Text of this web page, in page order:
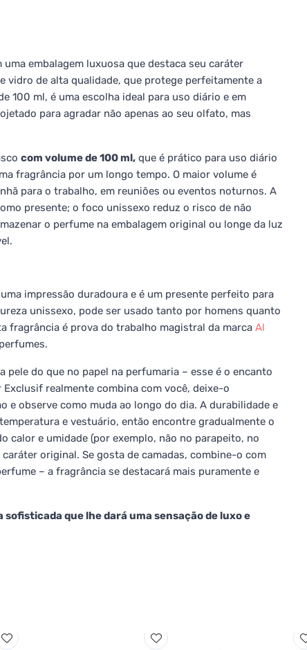
uma embalagem luxuosa que destaca seu caráter
vidro de alta qualidade, que protege perfeitamente a
100 ml, é uma escolha ideal para uso diário e em
para agradar não apenas ao seu olfato, mas
com volume de 100 ml, que é prático para uso diário
fragrância por um longo tempo. O maior volume é
para o trabalho, em reuniões ou eventos noturnos. A
presente; o foco unissexo reduz o risco de não
o perfume na embalagem original ou longe da luz
impressão duradoura e é um presente perfeito para
unissexo, pode ser usado tanto por homens quanto
fragrância é prova do trabalho magistral da marca Al
do que no papel na perfumaria – esse é o encanto
realmente combina com você, deixe-o
observe como muda ao longo do dia. A durabilidade e
e vestuário, então encontre gradualmente o
calor e umidade (por exemplo, não no parapeito, no
original. Se gosta de camadas, combine-o com
– a fragrância se destacará mais puramente e
que lhe dará uma sensação de luxo e